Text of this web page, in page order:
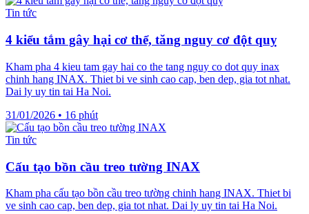
Tin tức
4 kiểu tắm gây hại cơ thể, tăng nguy cơ đột quỵ
Kham pha 4 kieu tam gay hai co the tang nguy co dot quy inax
chinh hang INAX. Thiet bi ve sinh cao cap, ben dep, gia tot nhat.
Dai ly uy tin tai Ha Noi.
31/01/2026 • 16 phút
Tin tức
Cấu tạo bồn cầu treo tường INAX
Kham pha cấu tạo bồn cầu treo tường chinh hang INAX. Thiet bi
ve sinh cao cap, ben dep, gia tot nhat. Dai ly uy tin tai Ha Noi.